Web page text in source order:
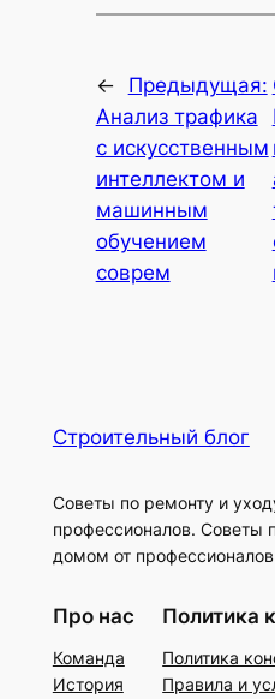
←
Предыдущая:
Анализ трафика
с искусственным
интеллектом и
машинным
обучением
соврем
Строительный блог
Советы по ремонту и
профессионалов. Советы
домом от
Про нас
Команда
История
Политика
Политика
Правила и